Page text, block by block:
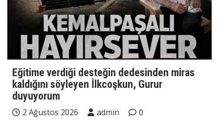
Eğitime verdiği desteğin dedesinden miras
kaldığını söyleyen İlkcoşkun, Gurur
duyuyorum
2 Ağustos 2026 admin
0